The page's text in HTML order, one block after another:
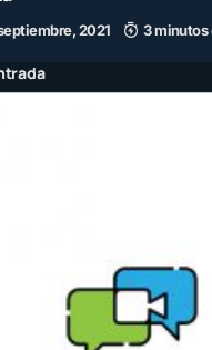
2021 3 minutos